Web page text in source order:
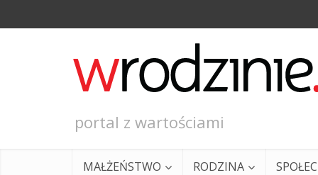
portal z wartościami
MAŁŻEŃSTWO RODZINA